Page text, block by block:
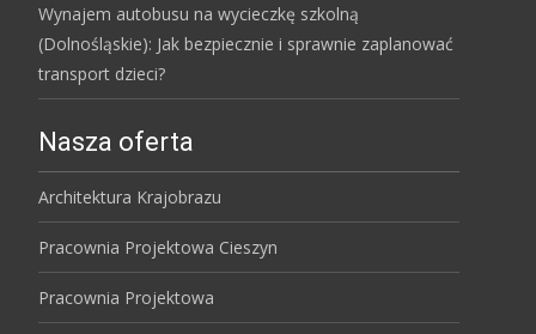
Wynajem autobusu na wycieczkę szkolną
(Dolnośląskie): Jak bezpiecznie i sprawnie zaplanować
transport dzieci?
Nasza oferta
Architektura Krajobrazu
Pracownia Projektowa Cieszyn
Pracownia Projektowa